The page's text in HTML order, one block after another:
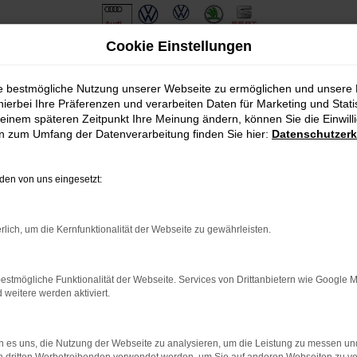
Lieferservice nach
Gebrauchtwagen in Neuburg
wir Ihnen einen gut erhaltenen Audi A4
hat der Audi A4 Gebrauchtwagen seine Eignung unter
seine Sicherheitsmerkmale. Wir sind seit mehr als 40
Bei uns profitieren Sie von exzellenten Preisen und
Network Error
ist ein Fehler aufgetreten.
paar Tipps, die dir helfen können:
Cookie Einstellungen
bestmögliche Nutzung unserer Webseite zu ermöglichen und unsere
Ihre Präferenzen und verarbeiten Daten für Marketing und
späteren Zeitpunkt Ihre Meinung ändern, können Sie die
zum Umfang der Datenverarbeitung finden Sie hier:
von uns eingesetzt:
um die Kernfunktionalität der Webseite zu gewährleisten.
Funktionalität der Webseite. Services von Drittanbietern wie Google
weitere werden aktiviert.
es uns, die Nutzung der Webseite zu analysieren, um die Leistung zu messen